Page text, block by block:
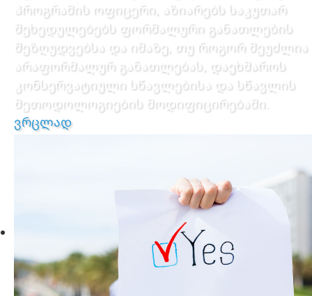
პროგრამის ოფიცერი, აზიარებს საკუთარ
შეხედულებებს ფორმალური განათლების
შეზღუდვებსა და იმაზე, თუ როგორ შეუძლია
არაფორმალურ განათლებას, დაეხმაროს
კონსერვატიული სწავლებისა და სწავლის
მეთოდოლოგიების მოდიფიცირებაში.
ვრცლად